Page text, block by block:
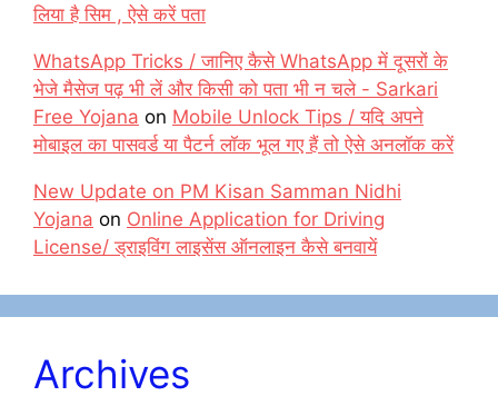
लिया है सिम , ऐसे करें पता
WhatsApp Tricks / जानिए कैसे WhatsApp में दूसरों के
भेजे मैसेज पढ़ भी लें और किसी को पता भी न चले - Sarkari
Free Yojana on Mobile Unlock Tips / यदि अपने
मोबाइल का पासवर्ड या पैटर्न लॉक भूल गए हैं तो ऐसे अनलॉक करें
New Update on PM Kisan Samman Nidhi
Yojana on Online Application for Driving
License/ ड्राइविंग लाइसेंस ऑनलाइन कैसे बनवायें
Archives